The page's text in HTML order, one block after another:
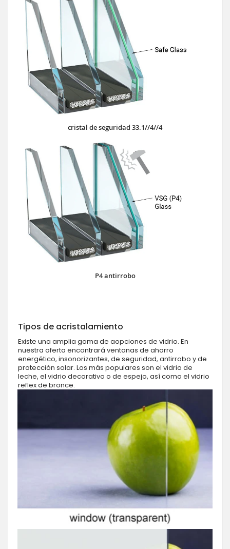
cristal de seguridad 33.1//4//4
P4 antirrobo
Tipos de acristalamiento
Existe una amplia gama de aopciones de vidrio. En
nuestra oferta encontrará ventanas de ahorro
energético, insonorizantes, de seguridad, antirrobo y de
protección solar. Los más populares son el vidrio de
leche, el vidrio decorativo o de espejo, así como el vidrio
reflex de bronce.